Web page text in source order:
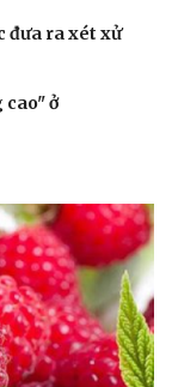
đưa ra xét xử
cao" ở